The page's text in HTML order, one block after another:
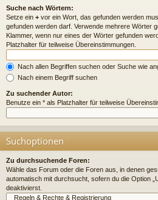
Suche nach Wörtern:
Setze ein + vor ein Wort, das gefunden werden
gefunden werden darf. Verwende mehrere Wörter
Klammer, wenn nur eines der Wörter gefunden
Platzhalter für teilweise Übereinstimmungen.
Nach allen Begriffen suchen oder Suche wie
Nach einem Begriff suchen
Zu suchender Autor:
Benutze ein * als Platzhalter für teilweise
Suchoptionen
Zu durchsuchende Foren:
Wähle das Forum oder die Foren aus, in denen
automatisch mit durchsucht, sofern du die Option
deaktivierst.